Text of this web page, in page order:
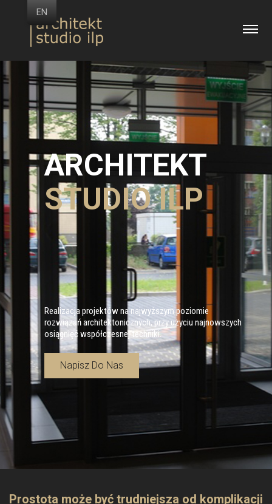
ILP
STUDIO ILP
Realizacja projektów na najwyższym poziomie
rozwiązań architektonicznych, przy użyciu najnowszych
osiągnięć współczesnej techniki.
ARCHITEKT
Napisz Do Nas
Prostota może być trudniejsza od komplikacji
EN